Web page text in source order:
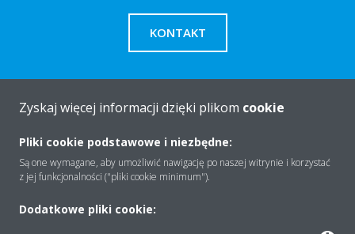
KONTAKT
Rozwiązania
Zyskaj więcej informacji dzięki plikom cookie
Pliki cookie podstawowe i niezbędne:
Są one wymagane, aby umożliwić nawigację po naszej witrynie i korzystać
z jej funkcjonalności ("pliki cookie minimum").
Dodatkowe pliki cookie: